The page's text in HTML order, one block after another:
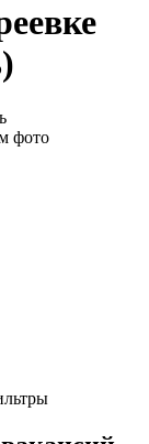
фото